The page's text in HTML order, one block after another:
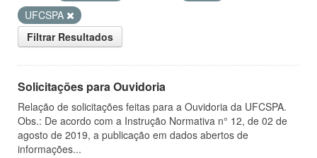
UFCSPA
Filtrar Resultados
Solicitações para Ouvidoria
Relação de solicitações feitas para a Ouvidoria da UFCSPA.
Obs.: De acordo com a Instrução Normativa n° 12, de 02 de
agosto de 2019, a publicação em dados abertos de
informações...